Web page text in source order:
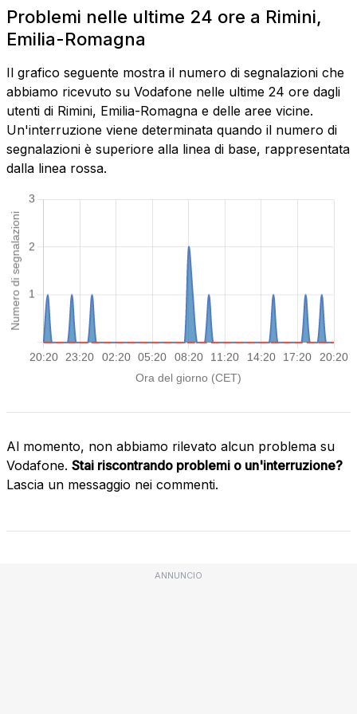
Problemi nelle ultime 24 ore a Rimini,
Emilia-Romagna
Il grafico seguente mostra il numero di segnalazioni che
abbiamo ricevuto su Vodafone nelle ultime 24 ore dagli
utenti di Rimini, Emilia-Romagna e delle aree vicine.
Un'interruzione viene determinata quando il numero di
segnalazioni è superiore alla linea di base, rappresentata
dalla linea rossa.
Al momento, non abbiamo rilevato alcun problema su
Vodafone. Stai riscontrando problemi o un'interruzione?
Lascia un messaggio nei commenti.
ANNUNCIO